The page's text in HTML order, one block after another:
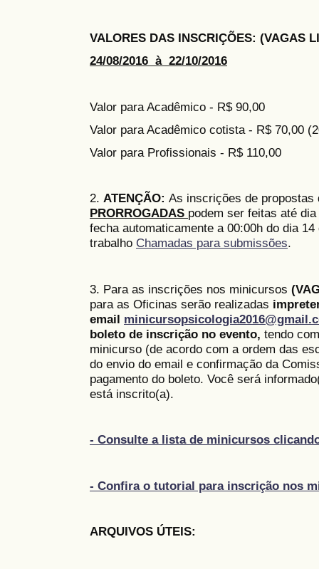
VALORES DAS INSCRIÇÕES: (VAGAS
24/08/2016 à 22/10/2016
Valor para Acadêmico - R$ 90,00
Valor para Acadêmico cotista - R$ 70,00
Valor para Profissionais - R$ 110,00
2. ATENÇÃO: As inscrições de
PRORROGADAS podem ser feitas até
fecha automaticamente a 00:00h do dia
trabalho Chamadas para submissões.
3. Para as inscrições nos minicursos
para as Oficinas serão realizadas
email
boleto de inscrição no evento, tendo
minicurso (de acordo com a ordem das
do envio do email e confirmação da
pagamento do boleto. Você será
está inscrito(a).
- Consulte a lista de minicursos
- Confira o tutorial para inscrição nos
ARQUIVOS ÚTEIS: